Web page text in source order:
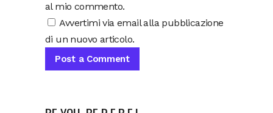
al mio commento.
Avvertimi via email alla pubblicazione
di un nuovo articolo.